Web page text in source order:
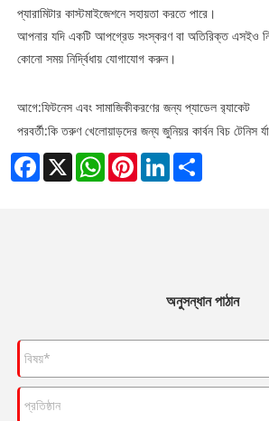
প্যারামিটার কাস্টমাইজেশনে সহায়তা করতে পারে।
আপনার যদি একটি আপগ্রেড সংস্করণ বা অতিরিক্ত এসইও
কোনো সময় নির্দ্বিধায় যোগাযোগ করুন।
আগে:ফিটনেস এবং সামাজিকীকরণের জন্য প্যাডেল র‌্যাকেট
পরবর্তী:কি তরুণ খেলোয়াড়দের জন্য জুনিয়র কার্বন বিচ টেনিস
Facebook
X WhatsAppPinterestLinkedIn
অনুসন্ধান পাঠান